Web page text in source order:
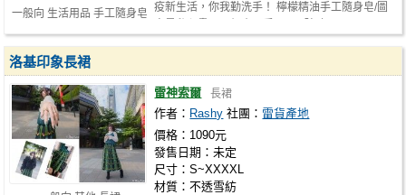
一般向 生活用品 手工隨身皂
疫新生活，你我勤洗手！ 檸檬精油手工隨身皂/圖
洛基印象長裙
雷神索爾 長裙
作者： Rashy 社團： 雷貨產地
價格：1090元
發售日期：未定
尺寸：S~XXXXL
材質：不透雪紡